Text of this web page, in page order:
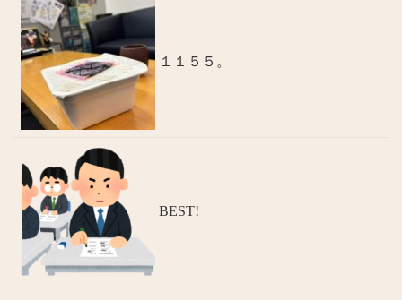
１１５５。
BEST!